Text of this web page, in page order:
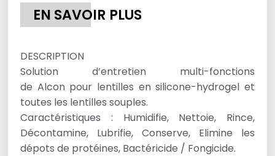
EN SAVOIR PLUS
DESCRIPTION
Solution d’entretien multi-fonctions
de Alcon pour lentilles en silicone-hydrogel et
toutes les lentilles souples.
Caractéristiques : Humidifie, Nettoie, Rince,
Décontamine, Lubrifie, Conserve, Elimine les
dépots de protéines, Bactéricide / Fongicide.